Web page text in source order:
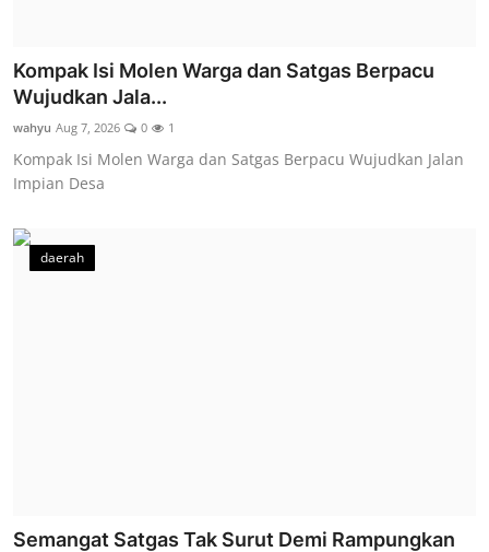
Kompak Isi Molen Warga dan Satgas Berpacu
Wujudkan Jala...
wahyu Aug 7, 2026 0 1
Kompak Isi Molen Warga dan Satgas Berpacu Wujudkan Jalan
Impian Desa
daerah
Semangat Satgas Tak Surut Demi Rampungkan